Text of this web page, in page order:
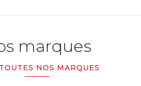
marques
NOS MARQUES